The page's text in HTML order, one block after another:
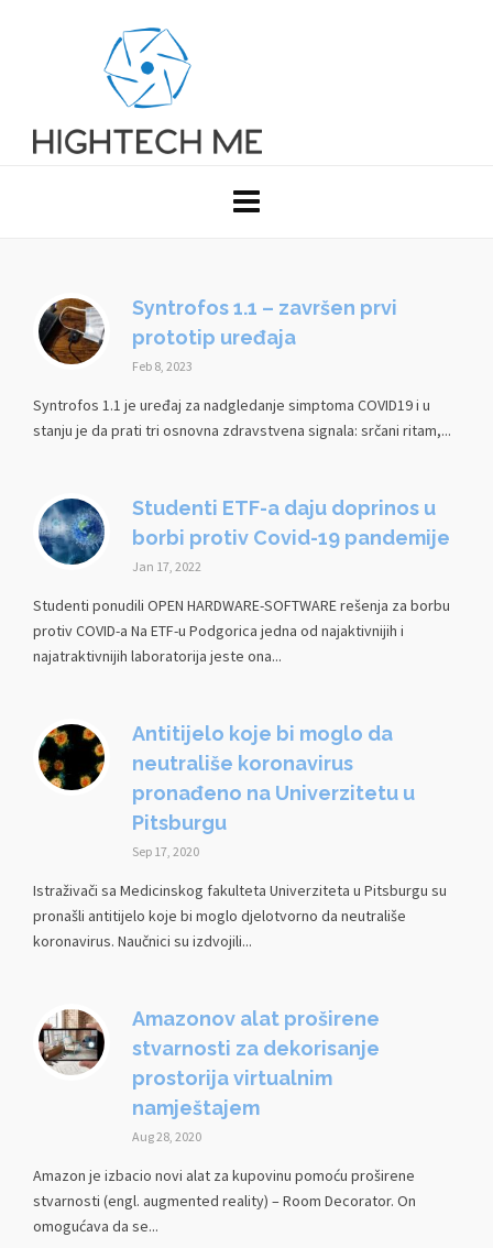
Syntrofos 1.1 – završen prvi
prototip uređaja
Feb 8, 2023
Syntrofos 1.1 je uređaj za nadgledanje simptoma COVID19 i u
stanju je da prati tri osnovna zdravstvena signala: srčani ritam,...
Studenti ETF-a daju doprinos u
borbi protiv Covid-19 pandemije
Jan 17, 2022
Studenti ponudili OPEN HARDWARE-SOFTWARE rešenja za borbu
protiv COVID-a Na ETF-u Podgorica jedna od najaktivnijih i
najatraktivnijih laboratorija jeste ona...
Antitijelo koje bi moglo da
neutrališe koronavirus
pronađeno na Univerzitetu u
Pitsburgu
Sep 17, 2020
Istraživači sa Medicinskog fakulteta Univerziteta u Pitsburgu su
pronašli antitijelo koje bi moglo djelotvorno da neutrališe
koronavirus. Naučnici su izdvojili...
Amazonov alat proširene
stvarnosti za dekorisanje
prostorija virtualnim
namještajem
Aug 28, 2020
Amazon je izbacio novi alat za kupovinu pomoću proširene
stvarnosti (engl. augmented reality) – Room Decorator. On
omogućava da se...